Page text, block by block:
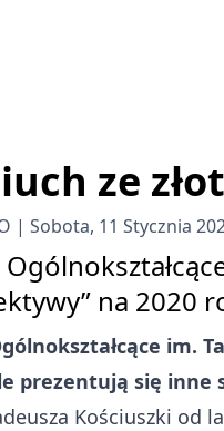
ze
Sobota, 11 Stycznia
na 2020
im.
prezentują się inne
Kościuszki od